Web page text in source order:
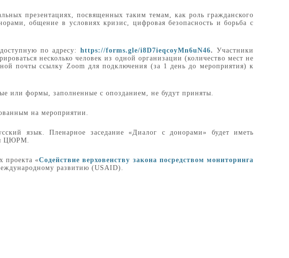
презентациях, посвященных таким темам, как роль гражданского
общение в условиях кризис, цифровая безопасность и борьба с
по адресу: https://forms.gle/i8D7ieqcoyMn6uN46. Участники
несколько человек из одной организации (количество мест не
почты ссылку Zoom для подключения (за 1 день до мероприятия) к
или формы, заполненные с опозданием, не будут приняты.
на мероприятии.
язык. Пленарное заседание «Диалог с донорами» будет иметь
ЦЮРМ.
проекта «Содействие верховенству закона посредством мониторинга
развитию (USAID).